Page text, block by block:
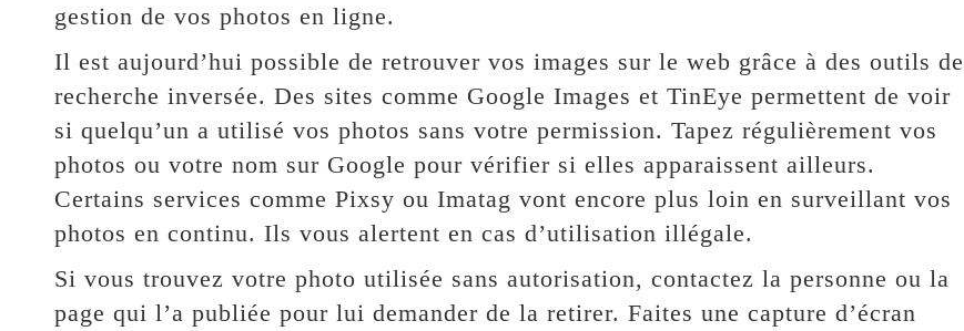
gestion de vos photos en ligne.
Il est aujourd’hui possible de retrouver vos images sur le web grâce à des outils de
recherche inversée. Des sites comme Google Images et TinEye permettent de voir
si quelqu’un a utilisé vos photos sans votre permission. Tapez régulièrement vos
photos ou votre nom sur Google pour vérifier si elles apparaissent ailleurs.
Certains services comme Pixsy ou Imatag vont encore plus loin en surveillant vos
photos en continu. Ils vous alertent en cas d’utilisation illégale.
Si vous trouvez votre photo utilisée sans autorisation, contactez la personne ou la
page qui l’a publiée pour lui demander de la retirer. Faites une capture d’écran